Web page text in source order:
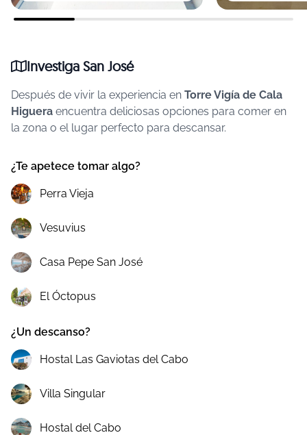
Investiga San José
Después de vivir la experiencia en Torre Vigía de Cala
Higuera encuentra deliciosas opciones para comer en
la zona o el lugar perfecto para descansar.
¿Te apetece tomar algo?
Perra Vieja
Vesuvius
Casa Pepe San José
El Óctopus
¿Un descanso?
Hostal Las Gaviotas del Cabo
Villa Singular
Hostal del Cabo